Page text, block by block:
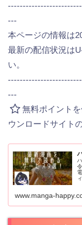
---
本ページの情報は
最新の配信状況は
い。
---
無料ポイント
ウンロードサイト
www.manga-